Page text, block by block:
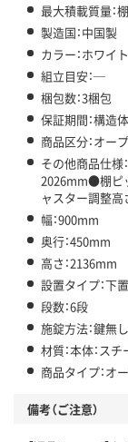
最大積載質量：
製造国：中国製
カラー：ホワイト
組立目安：─
梱包数：3梱包
保証期間：構造体
商品区分：オー
その他商品仕
2026mm●棚ピ
ャスター調整高
幅：900mm
奥行：450mm
高さ：2136mm
設置タイプ：下
段数：6段
施錠方法：鍵無し
材質：本体：スチ
商品タイプ：オ
備考（ご注意）